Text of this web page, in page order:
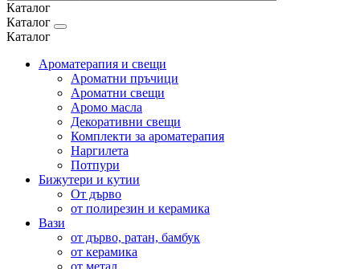
Каталог
Каталог
Каталог
Ароматерапия и свещи
Ароматни пръчици
Ароматни свещи
Аромо масла
Декоративни свещи
Комплекти за ароматерапия
Наргилета
Потпури
Бижутери и кутии
От дърво
от полирезин и керамика
Вази
от дърво, ратан, бамбук
от керамика
от метал